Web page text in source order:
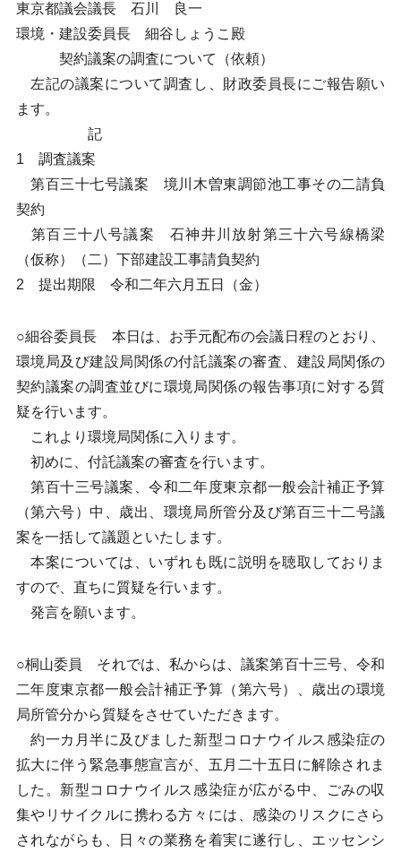
東京都議会議長 石川 良一
環境・建設委員長 細谷しょうこ殿
契約議案の調査について（依頼）
左記の議案について調査し、財政委員長にご報告願い
ます。
記
1 調査議案
第百三十七号議案 境川木曽東調節池工事その二請負
契約
第百三十八号議案 石神井川放射第三十六号線橋梁
（仮称）（二）下部建設工事請負契約
2 提出期限 令和二年六月五日（金）
○細谷委員長 本日は、お手元配布の会議日程のとおり、
環境局及び建設局関係の付託議案の審査、建設局関係の
契約議案の調査並びに環境局関係の報告事項に対する質
疑を行います。
これより環境局関係に入ります。
初めに、付託議案の審査を行います。
第百十三号議案、令和二年度東京都一般会計補正予算
（第六号）中、歳出、環境局所管分及び第百三十二号議
案を一括して議題といたします。
本案については、いずれも既に説明を聴取しておりま
すので、直ちに質疑を行います。
発言を願います。
○桐山委員 それでは、私からは、議案第百十三号、令和
二年度東京都一般会計補正予算（第六号）、歳出の環境
局所管分から質疑をさせていただきます。
約一カ月半に及びました新型コロナウイルス感染症の
拡大に伴う緊急事態宣言が、五月二十五日に解除されま
した。新型コロナウイルス感染症が広がる中、ごみの収
集やリサイクルに携わる方々には、感染のリスクにさら
されながらも、日々の業務を着実に遂行し、エッセンシ